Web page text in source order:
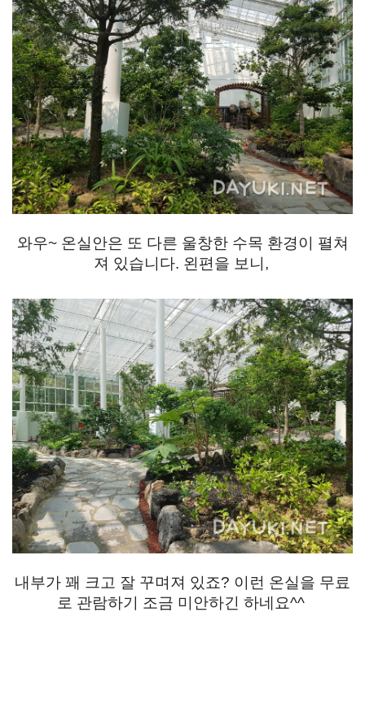
와우~ 온실안은 또 다른 울창한 수목 환경이 펼쳐
져 있습니다. 왼편을 보니,
내부가 꽤 크고 잘 꾸며져 있죠? 이런 온실을 무료
로 관람하기 조금 미안하긴 하네요^^